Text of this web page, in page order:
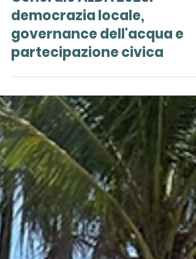
CAST ONG all'Assemblea
Generale ALDA 2026:
democrazia locale,
governance dell'acqua e
partecipazione civica